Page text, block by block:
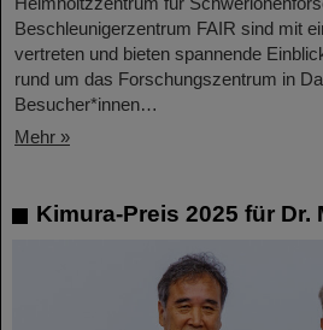
Beschleunigerzentrum FAIR sind mit
vertreten und bieten spannende
rund um das Forschungszentrum in
Besucher*innen…
Mehr »
Kimura-Preis 2025 für Dr.